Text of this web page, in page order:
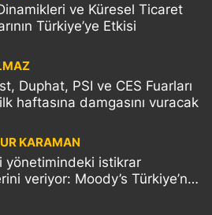
ve Küresel Ticaret
Türkiye’ye Etkisi
Duphat, PSI ve CES Fuarları
haftasına damgasını vuracak
KARAMAN
yönetimindeki istikrar
veriyor: Moody’s Türkiye’nin